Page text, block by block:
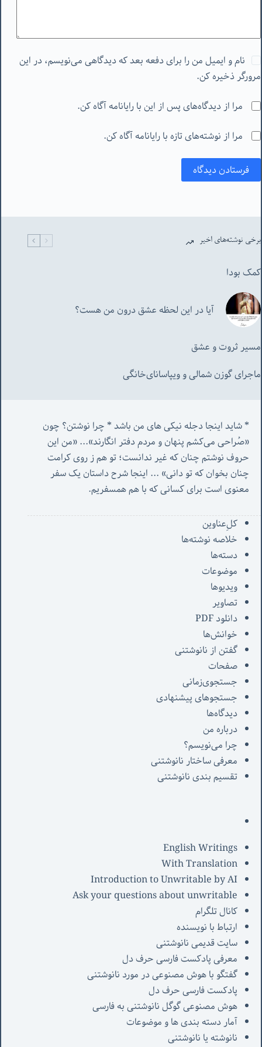
نام و ایمیل من را برای دفعه بعد که دیدگاهی می‌نویسم، در این
مرورگر ذخیره کن.
مرا از دیدگاه‌های پس از این با رایانامه آگاه کن.
مرا از نوشته‌های تازه با رایانامه آگاه کن.
فرستادن دیدگاه
برخی نوشته‌های اخیر
کمک بودا
آیا در این لحظه عشق درون من هست؟
مسیر ثروت و عشق
ماجرای گوزن شمالی و‌ ویپاسانای‌خانگی
«صُراحی می‌کشم پنهان‌ و مردم‌ دفتر انگارند»... «
چنان بخوان که تو دانی» ...
معنوی است برای کسانی که با هم همسفریم.
کل‌ِعناوین
خلاصه نوشته‌ها
دسته‌ها
موضوعات
ویدیوها
تصاویر
دانلود PDF
خوانش‌ها
گفتن از نانوشتنی
صفحات
جستجوی‌زمانی
جستجوهای پیشنهادی
دیدگاه‌ها
درباره من
چرا می‌نویسم؟
معرفی‌ ساختار نانوشتنی
تقسیم بندی نانوشتنی
English Writings
With Translation
Introduction to Unwritable by AI
Ask your questions about unwritable
کانال تلگرام
ارتباط با نویسنده
سایت قدیمی نانوشتنی
معرفی پادکست فارسی حرف دل
گفتگو با هوش مصنوعی در مورد نانوشتنی
پادکست فارسی حرف دل
هوش مصنوعی گوگل نانوشتنی به فارسی
آمار دسته بندی ها و موضوعات
نانوشته یا نانوشتنی